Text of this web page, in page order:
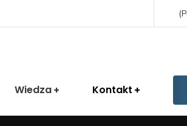
Wiedza Kontakt